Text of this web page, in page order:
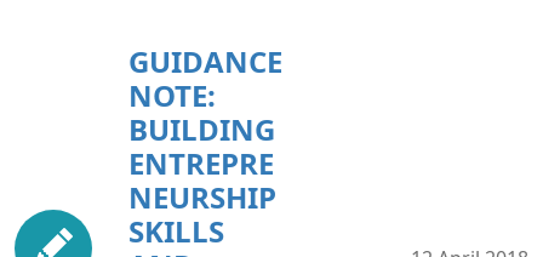
GUIDANCE
NOTE:
BUILDING
ENTREPRE
NEURSHIP
SKILLS